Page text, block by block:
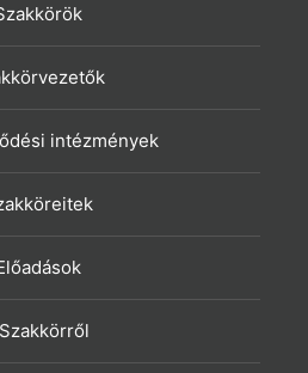
intézmények